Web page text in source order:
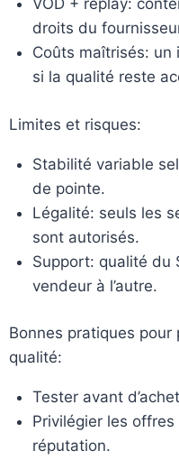
VOD + replay:
droits du
Coûts maîtrisés: un
si la qualité reste
Limites et risques:
Stabilité variable
de pointe.
Légalité: seuls les
sont autorisés.
Support: qualité du
vendeur à l’autre.
Bonnes pratiques
qualité:
Tester avant
Privilégier les
réputation.